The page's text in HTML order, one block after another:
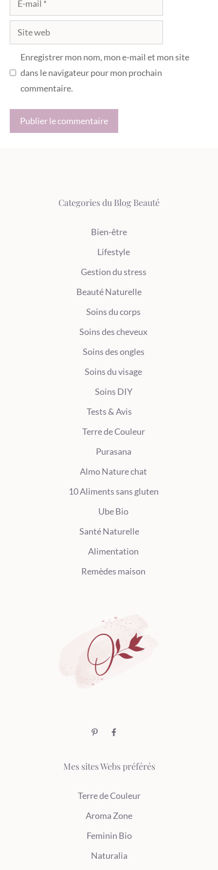
mail
Site
web
Enregistrer mon nom, mon e-mail et mon site
dans le navigateur pour mon prochain
commentaire.
Categories du Blog Beauté
Bien-être
Lifestyle
Gestion du stress
Beauté Naturelle
Soins du corps
Soins des cheveux
Soins des ongles
Soins du visage
Soins DIY
Tests & Avis
Terre de Couleur
Purasana
Almo Nature chat
10 Aliments sans gluten
Ube Bio
Santé Naturelle
Alimentation
Remèdes maison
Mes sites Webs préférés
Terre de Couleur
Aroma Zone
Feminin Bio
Naturalia